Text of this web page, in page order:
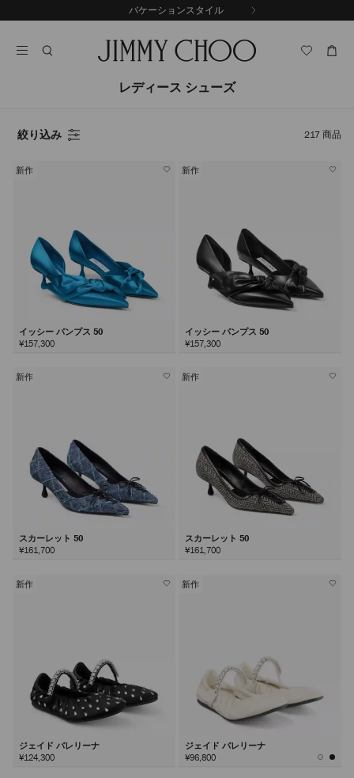
ン
ス
ラ
バケーションスタイル
レディース シューズ
絞り込み 217商品
新作
イッシー パンプス 50
¥157,300
新作
イッシー パンプス 50
¥157,300
新作
スカーレット 50
¥161,700
新作
スカーレット 50
¥161,700
新作
ジェイド バレリーナ
¥124,300
新作
ジェイド バレリーナ
¥96,800